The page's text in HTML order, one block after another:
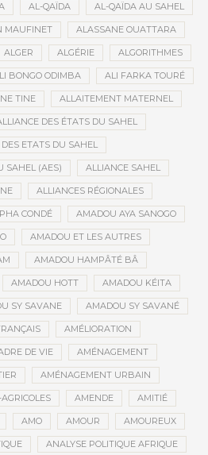
AL-QAÏDA AL-QAÏDA AU SAHEL
MAUFINET ALASSANE OUATTARA
ALGER ALGÉRIE ALGORITHMES
BONGO ODIMBA ALI FARKA TOURÉ
TINE ALLAITEMENT MATERNEL
DES ÉTATS DU SAHEL
ETATS DU SAHEL
SAHEL (AES) ALLIANCE SAHEL
ALLIANCES RÉGIONALES
CONDÉ AMADOU AYA SANOGO
AMADOU ET LES AUTRES
AMADOU HAMPÂTÉ BÂ
AMADOU HOTT AMADOU KÉITA
SY SAVANE AMADOU SY SAVANÉ
AMÉLIORATION
DE VIE AMÉNAGEMENT
AMÉNAGEMENT URBAIN
AMENDE AMITIÉ
AMO AMOUR AMOUREUX
ANALYSE POLITIQUE AFRIQUE